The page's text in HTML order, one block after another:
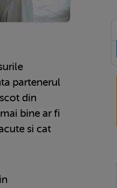
partenerul
din
bine ar fi
si cat